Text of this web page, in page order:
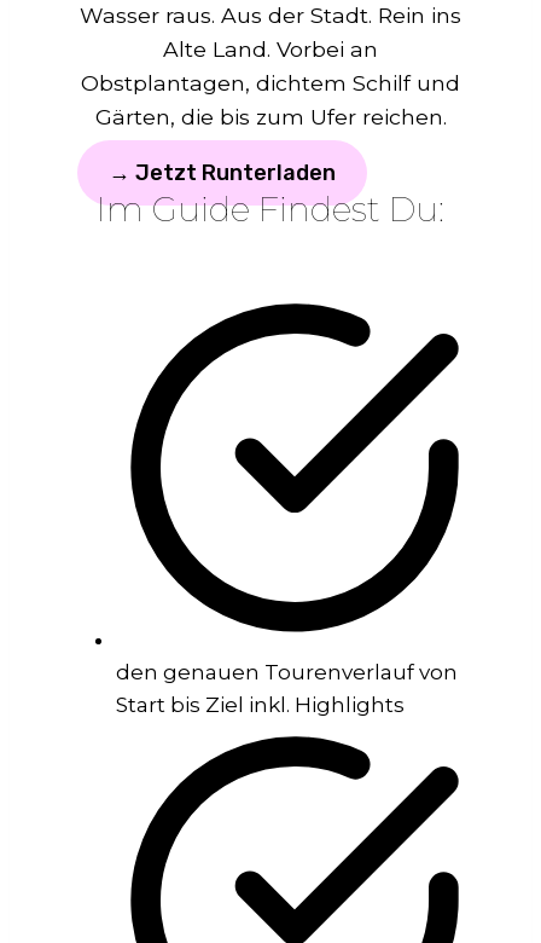
Wasser raus. Aus der Stadt. Rein ins
Alte Land. Vorbei an
Obstplantagen, dichtem Schilf und
Gärten, die bis zum Ufer reichen.
→ Jetzt Runterladen
Im Guide Findest Du:
den genauen Tourenverlauf von
Start bis Ziel inkl. Highlights